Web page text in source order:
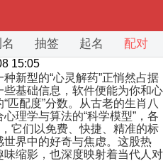
抽签 起名 配对
15:05
新型的“心灵解药”正悄然占据
基础信息，软件便能为你和心
匹配度”分数。从古老的生肖八
理学与算法的“科学模型”，各
它们以免费、快捷、精准的标
界中的好奇与焦虑。这股热
缩影，也深度映射着当代人对